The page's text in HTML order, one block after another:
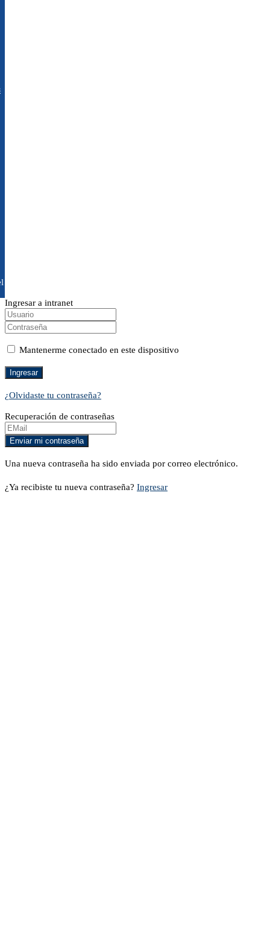
Ingresar a intranet
Mantenerme conectado en este dispositivo
¿Olvidaste tu contraseña?
Recuperación de contraseñas
Una nueva contraseña ha sido enviada por correo electrónico.
¿Ya recibiste tu nueva contraseña? Ingresar